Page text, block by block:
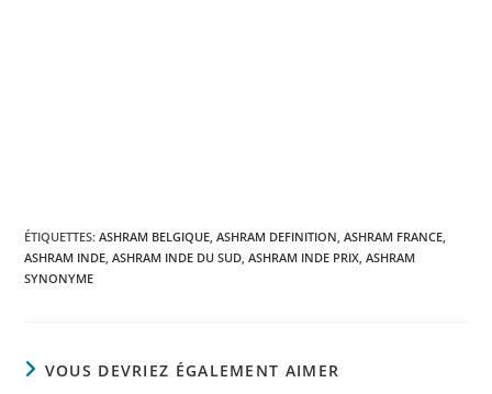
ÉTIQUETTES:ASHRAM BELGIQUE ASHRAM DEFINITION ASHRAM FRANCE
ASHRAM INDE ASHRAM INDE DU SUD ASHRAM INDE PRIX ASHRAM
SYNONYME
VOUS DEVRIEZ ÉGALEMENT AIMER